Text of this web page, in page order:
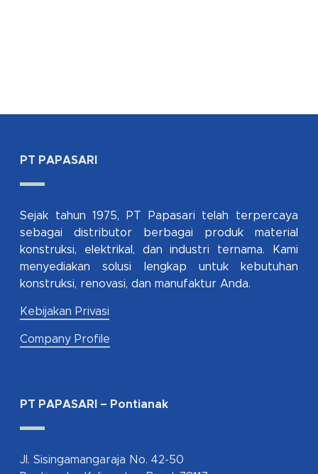
PT PAPASARI
Sejak tahun 1975, PT Papasari telah terpercaya
sebagai distributor berbagai produk material
konstruksi, elektrikal, dan industri ternama. Kami
menyediakan solusi lengkap untuk kebutuhan
konstruksi, renovasi, dan manufaktur Anda.
Kebijakan Privasi
Company Profile
PT PAPASARI – Pontianak
Jl. Sisingamangaraja No. 42-50